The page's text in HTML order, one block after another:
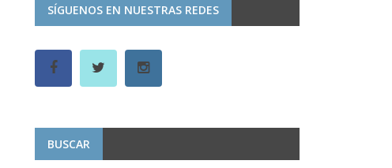
SÍGUENOS EN NUESTRAS REDES
BUSCAR